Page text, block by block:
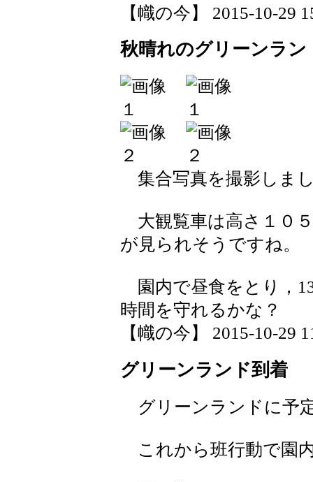
【幟の今】 2015-10-29
秋晴れのグリーンラン
集合写真を撮影しま
大観覧車は高さ１０
が見られそうですね。
園内で昼食をとり，
時間を守れるかな？
【幟の今】 2015-10-29
グリーンランド到着
グリーンランドに予
これから班行動で園